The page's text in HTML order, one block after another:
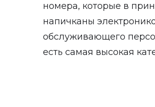
номера, которые в
напичканы
обслуживающего
есть самая высокая